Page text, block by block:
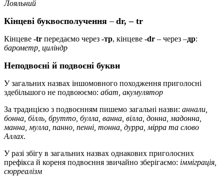
Лояльний
Кінцеві буквосполучення– dr, – tr
Кінцеве -tr передаємо через -тр, кінцеве -dr – через –др:
барометр, циліндр
Неподвоєні й подвоєні букви
У загальних назвах іншомовного походження приголосні
здебільшого не подвоюємо: абат, акумулятор
За традицією з подвоєнням пишемо загальні назви: аннали,
бонна, білль, брутто, булла, ванна, вілла, донна, мадонна,
манна, мулла, панно, пенні, тонна, дурра, мірра та слово
Аллах.
У разі збігу в загальних назвах однакових приголосних
префікса й кореня подвоєння звичайно зберігаємо: імміграція,
сюрреалізм